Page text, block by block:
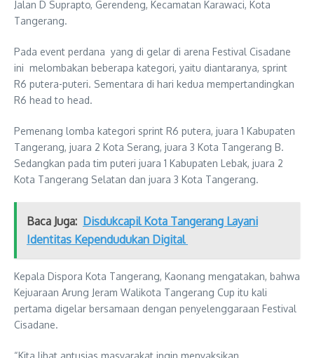
Jalan D Suprapto, Gerendeng, Kecamatan Karawaci, Kota
Tangerang.
Pada event perdana yang di gelar di arena Festival Cisadane
ini melombakan beberapa kategori, yaitu diantaranya, sprint
R6 putera-puteri. Sementara di hari kedua mempertandingkan
R6 head to head.
Pemenang lomba kategori sprint R6 putera, juara 1 Kabupaten
Tangerang, juara 2 Kota Serang, juara 3 Kota Tangerang B.
Sedangkan pada tim puteri juara 1 Kabupaten Lebak, juara 2
Kota Tangerang Selatan dan juara 3 Kota Tangerang.
Baca Juga: Disdukcapil Kota Tangerang Layani
Identitas Kependudukan Digital
Kepala Dispora Kota Tangerang, Kaonang mengatakan, bahwa
Kejuaraan Arung Jeram Walikota Tangerang Cup itu kali
pertama digelar bersamaan dengan penyelenggaraan Festival
Cisadane.
“Kita lihat antusias masyarakat ingin menyaksikan